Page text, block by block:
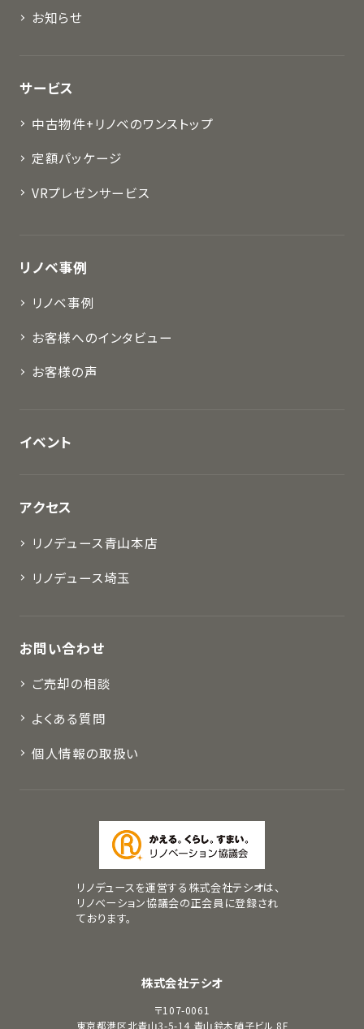
お知らせ
サービス
中古物件+リノベのワンストップ
定額パッケージ
VRプレゼンサービス
リノベ事例
リノベ事例
お客様へのインタビュー
お客様の声
イベント
アクセス
リノデュース青山本店
リノデュース埼玉
お問い合わせ
ご売却の相談
よくある質問
個人情報の取扱い
リノデュースを運営する株式会社テシオは、
リノベーション協議会の正会員に登録され
ております。
株式会社テシオ
〒107-0061
東京都港区北青山3-5-14 青山鈴木硝子ビル 8F